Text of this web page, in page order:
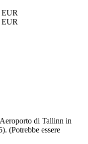
EUR
EUR
di Tallinn in
(Potrebbe essere